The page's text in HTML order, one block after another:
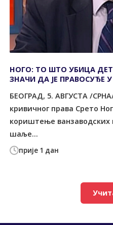
прије 1 дан
НОГО: ТО ШТО УБИЦА
ЗНАЧИ ДА ЈЕ ПРАВОСУЂЕ
БЕОГРАД, 5. АВГУСТА /
кривичног права Срето
кориштење ванзаводских
шаље...